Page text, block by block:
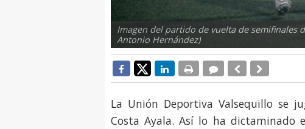
Imagen del partido de vuelta de semifinales
Antonio Hernández)
La Unión Deportiva Valsequillo se
Costa Ayala. Así lo ha dictaminado